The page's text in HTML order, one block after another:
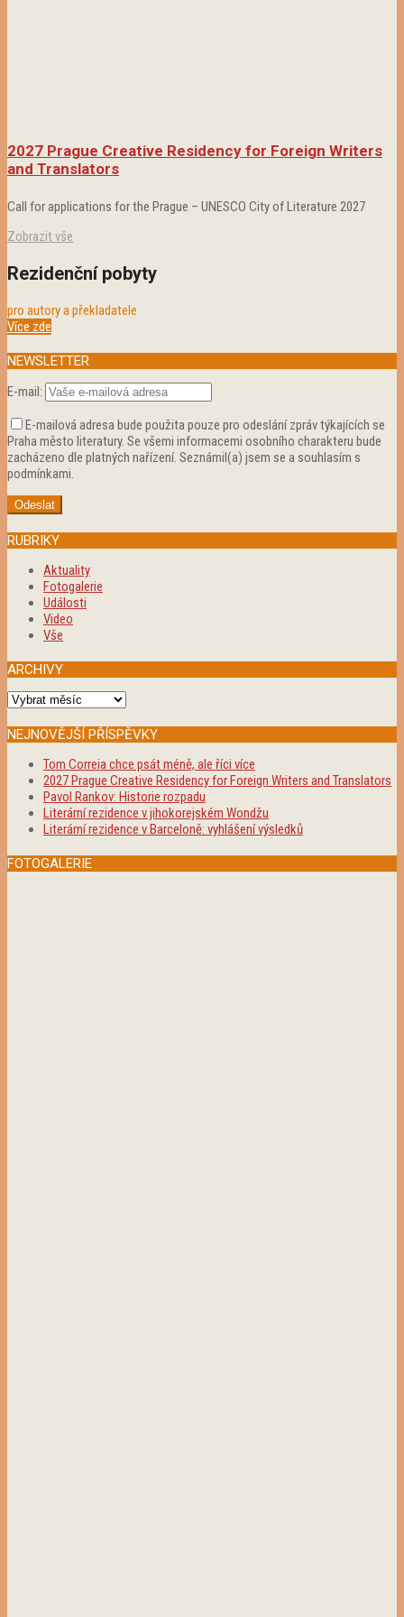
2027 Prague Creative Residency for Foreign Writers
and Translators
Call for applications for the Prague – UNESCO City of Literature 2027
Zobrazit vše
Rezidenční pobyty
pro autory a překladatele
Více zde
NEWSLETTER
E-mail:
E-mailová adresa bude použita pouze pro odeslání zpráv týkajících se
Praha město literatury. Se všemi informacemi osobního charakteru bude
zacházeno dle platných nařízení. Seznámil(a) jsem se a souhlasím s
podmínkami.
RUBRIKY
Aktuality
Fotogalerie
Události
Video
Vše
ARCHIVY
Archivy
NEJNOVĚJŠÍ PŘÍSPĚVKY
Tom Correia chce psát méně, ale říci více
2027 Prague Creative Residency for Foreign Writers and Translators
Pavol Rankov: Historie rozpadu
Literární rezidence v jihokorejském Wondžu
Literární rezidence v Barceloně: vyhlášení výsledků
FOTOGALERIE